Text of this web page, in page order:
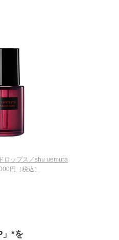
ロップス／shu uemura
円（税込）
」*を